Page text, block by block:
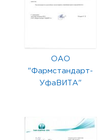
ОАО
"Фармстандарт-
УфаВИТА"